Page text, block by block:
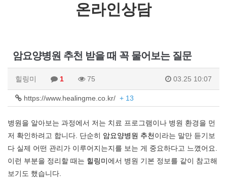
온라인상담
암요양병원 추천 받을 때 꼭 물어보는 질문
힐링미 1 75 03.25 10:07
https://www.healingme.co.kr/ + 13
병원을 알아보는 과정에서 저는 치료 프로그램이나 병원 환경을 먼
저 확인하려고 합니다. 단순히 암요양병원 추천이라는 말만 듣기보
다 실제 어떤 관리가 이루어지는지를 보는 게 중요하다고 느꼈어요.
이런 부분을 정리할 때는 힐링미에서 병원 기본 정보를 같이 참고해
보기도 했습니다.